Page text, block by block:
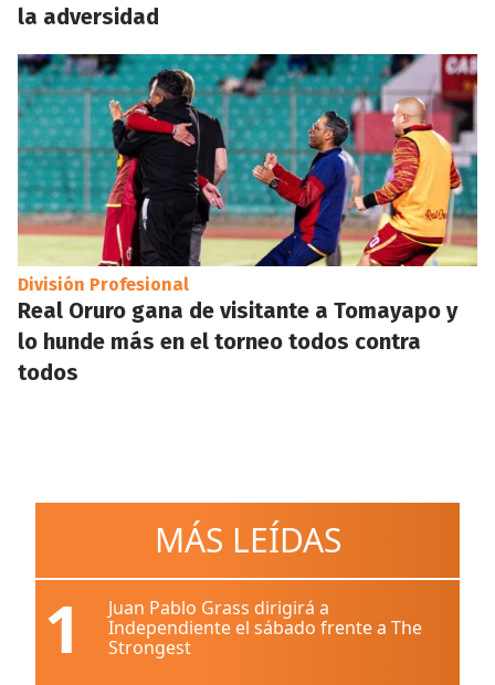
la adversidad
División Profesional
Real Oruro gana de visitante a Tomayapo y
lo hunde más en el torneo todos contra
todos
MÁS LEÍDAS
1
Juan Pablo Grass dirigirá a
Independiente el sábado frente a The
Strongest